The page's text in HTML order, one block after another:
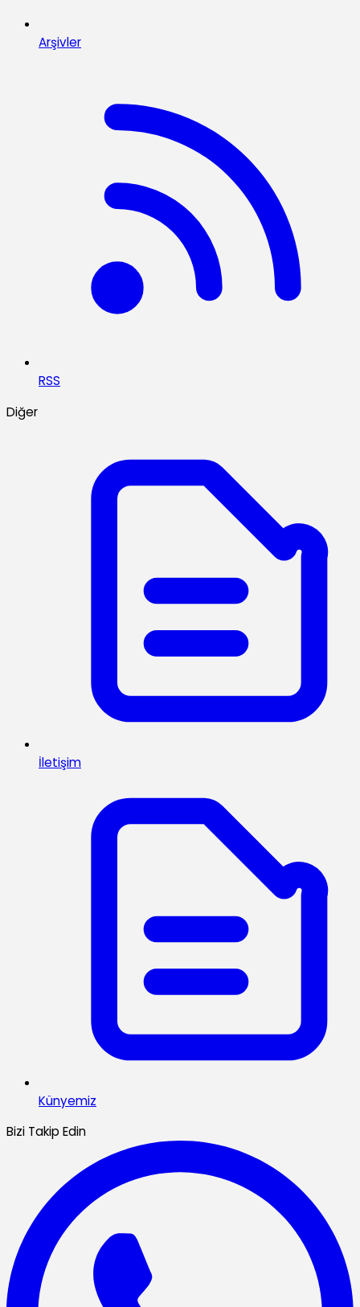
Arşivler
RSS
Diğer
İletişim
Künyemiz
Bizi Takip Edin